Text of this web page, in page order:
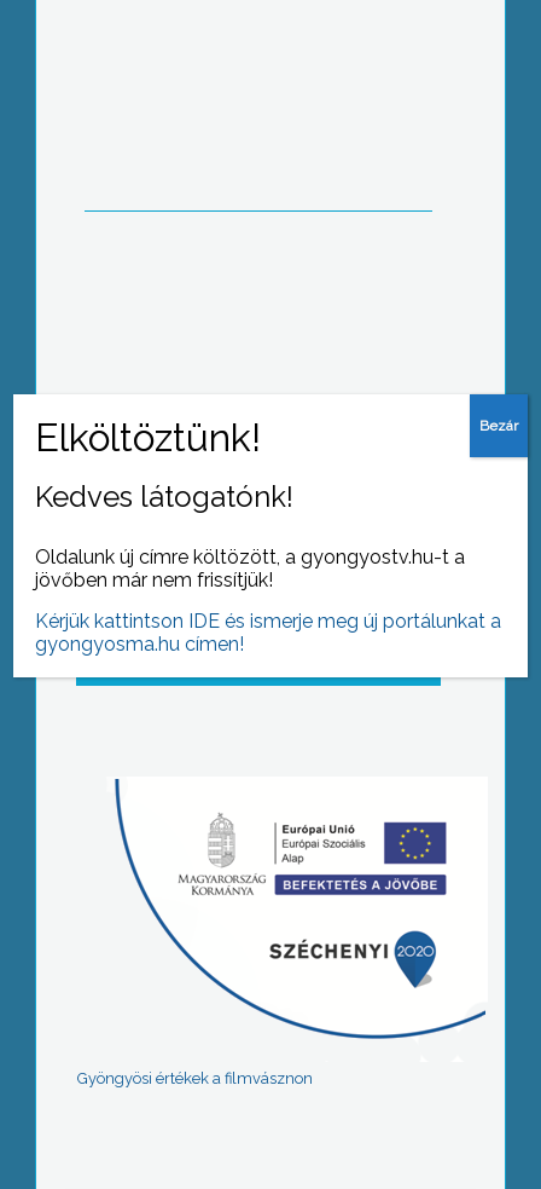
Gyöngyösi értékek a filmvásznon
Kedves látogatónk!
Oldalunk új címre költözött, a gyongyostv.hu-t a
jövőben már nem frissítjük!
Kérjük kattintson IDE és ismerje meg új portálunkat a
gyongyosma.hu címen!